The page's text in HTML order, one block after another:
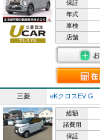
保証
年式
車検
店舗
三菱 eKクロスEV G
総額
諸費用
保証